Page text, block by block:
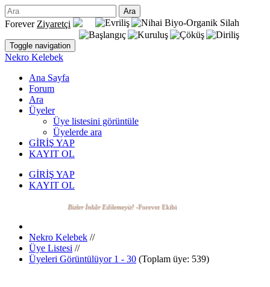
Forever Ziyaretçi
Toggle navigation
Nekro Kelebek
Ana Sayfa
Forum
Ara
Üyeler
Üye listesini görüntüle
Üyelerde ara
GİRİŞ YAP
KAYIT OL
GİRİŞ YAP
KAYIT OL
Bizler İnkâr Edilemeyiz!-Forever Ekibi
Nekro Kelebek //
Üye Listesi //
Üyeleri Görüntülüyor 1 - 30 (Toplam üye: 539)